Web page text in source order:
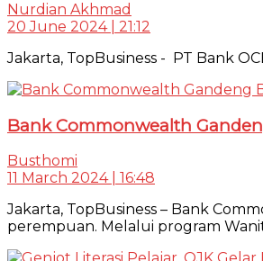
Nurdian Akhmad
20 June 2024 | 21:12
Jakarta, TopBusiness - PT Bank
Bank Commonwealth
Busthomi
11 March 2024 | 16:48
Jakarta, TopBusiness – Bank
perempuan. Melalui program